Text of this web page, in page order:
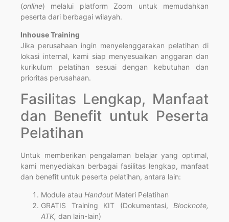
(online) melalui platform Zoom untuk memudahkan
peserta dari berbagai wilayah.
Inhouse Training
Jika perusahaan ingin menyelenggarakan pelatihan di
lokasi internal, kami siap menyesuaikan anggaran dan
kurikulum pelatihan sesuai dengan kebutuhan dan
prioritas perusahaan.
Fasilitas Lengkap, Manfaat
dan Benefit untuk Peserta
Pelatihan
Untuk memberikan pengalaman belajar yang optimal,
kami menyediakan berbagai fasilitas lengkap, manfaat
dan benefit untuk peserta pelatihan, antara lain:
Module atau Handout Materi Pelatihan
GRATIS Training KIT (Dokumentasi, Blocknote,
ATK, dan lain-lain)